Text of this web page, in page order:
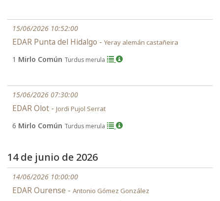
15/06/2026 10:52:00
EDAR Punta del Hidalgo - Yeray alemán castañeira
1 Mirlo Común Turdus merula
15/06/2026 07:30:00
EDAR Olot - Jordi Pujol Serrat
6 Mirlo Común Turdus merula
14 de junio de 2026
14/06/2026 10:00:00
EDAR Ourense - Antonio Gómez González